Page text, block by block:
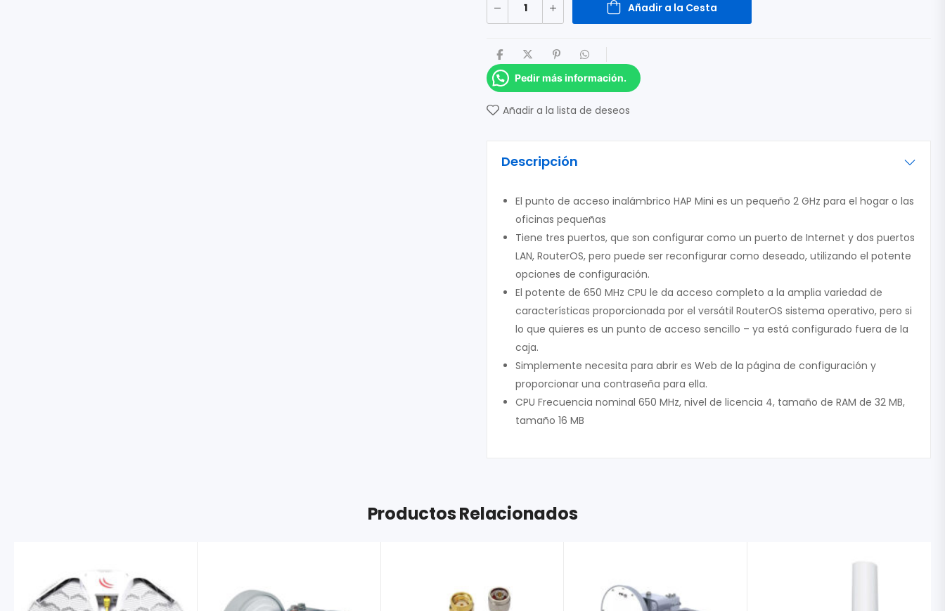
Añadir a la Cesta
Pedir más información.
Añadir a la lista de deseos
Descripción
El punto de acceso inalámbrico HAP Mini es un pequeño 2 GHz para el hogar o las
oficinas pequeñas
Tiene tres puertos, que son configurar como un puerto de Internet y dos puertos
LAN, RouterOS, pero puede ser reconfigurar como deseado, utilizando el potente
opciones de configuración.
El potente de 650 MHz CPU le da acceso completo a la amplia variedad de
características proporcionada por el versátil RouterOS sistema operativo, pero si
lo que quieres es un punto de acceso sencillo – ya está configurado fuera de la
caja.
Simplemente necesita para abrir es Web de la página de configuración y
proporcionar una contraseña para ella.
CPU Frecuencia nominal 650 MHz, nivel de licencia 4, tamaño de RAM de 32 MB,
tamaño 16 MB
Productos Relacionados